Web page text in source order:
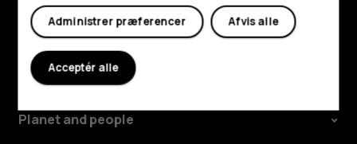
Udforsk
Om
Planet and people
Afvis alle
Administrer præferencer
Acceptér alle